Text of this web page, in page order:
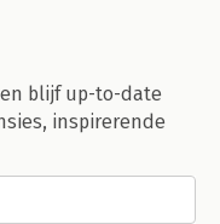
blijf up-to-date
inspirerende